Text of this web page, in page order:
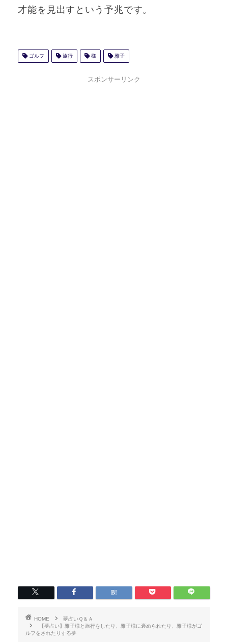
才能を見出すという予兆です。
ゴルフ 旅行 様 雅子
スポンサーリンク
HOME
夢占いＱ＆Ａ
【夢占い】雅子様と旅行をしたり、雅子様に褒められたり、雅子様がゴ
ルフをされたりする夢